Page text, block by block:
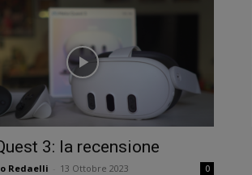
3: la recensione
Redaelli 13 Ottobre 2023 0